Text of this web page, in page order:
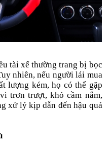
tài xế thường trang bị bọc
nhiên, nếu người lái mua
lượng kém, họ có thể gặp
trơn trượt, khó cầm nắm,
xử lý kịp dẫn đến hậu quả